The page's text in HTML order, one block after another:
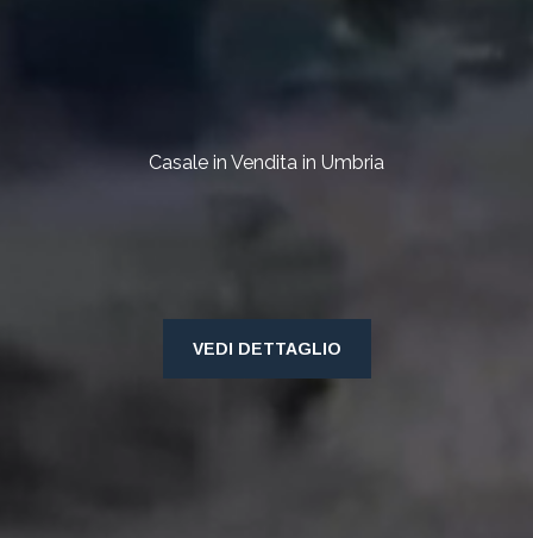
Casale in Vendita in Umbria
VEDI DETTAGLIO